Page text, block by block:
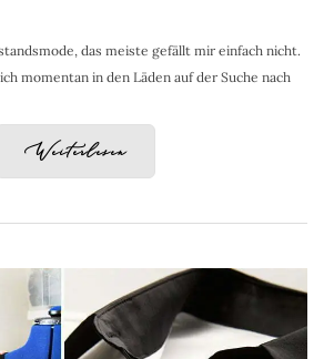
das meiste gefällt mir einfach nicht.
momentan in den Läden auf der Suche nach
Weiterlesen